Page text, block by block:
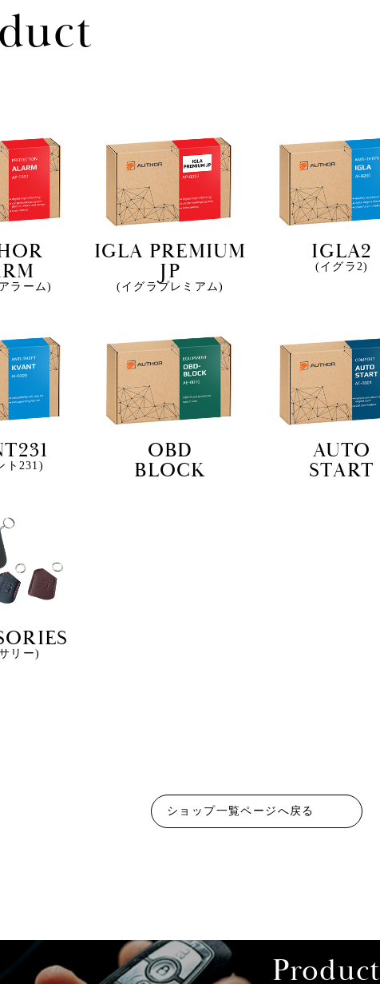
ラーム)
IGLA PREMIUM
JP
(イグラプレミアム)
IGLA2
(イグラ2)
ト231)
OBD
BLOCK
AUTO
START
リー)
ショップ一覧ページへ戻る
Product